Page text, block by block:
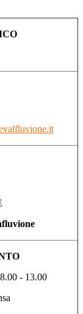
- 13.00